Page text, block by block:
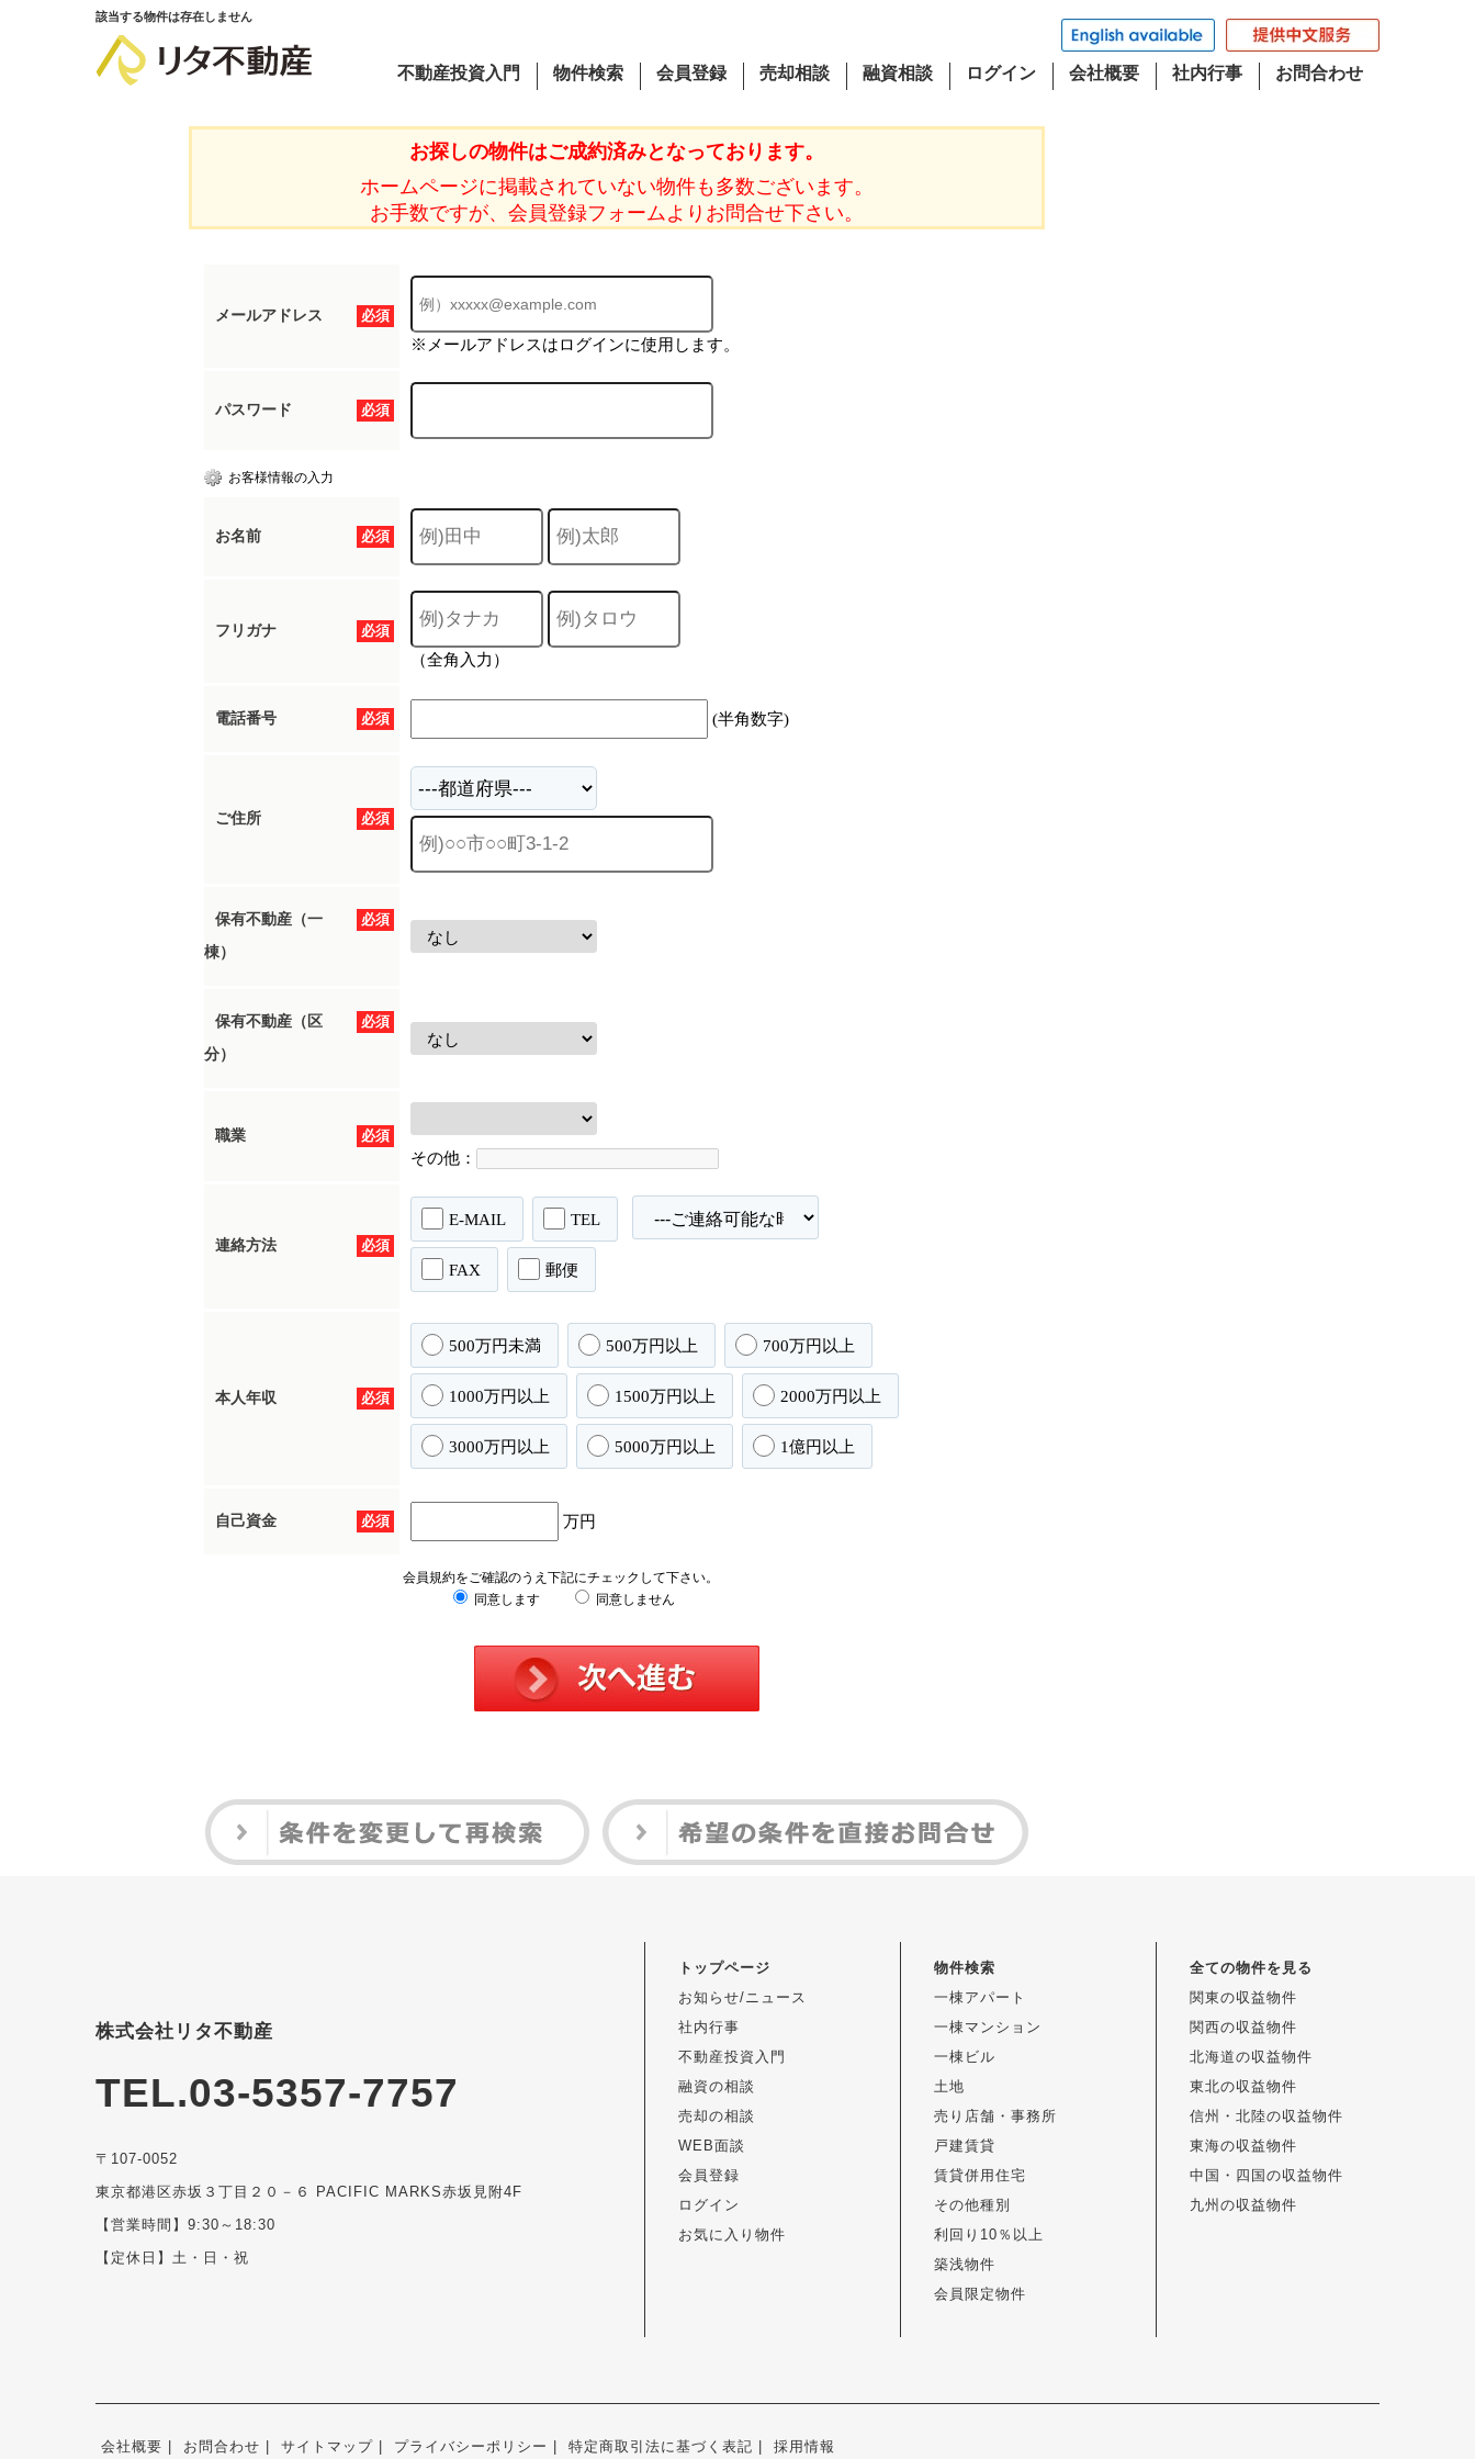
該当する物件は存在しません
不動産投資入門 物件検索 会員登録 売却相談 融資相談 ログイン 会社概要 社内行事 お問合わせ
お探しの物件はご成約済みとなっております。
ホームページに掲載されていない物件も多数ございます。
お手数ですが、会員登録フォームよりお問合せ下さい。
必須
メールアドレス
※メールアドレスはログインに使用します。
必須
パスワード
お客様情報の入力
必須
お名前
必須
フリガナ
（全角入力）
必須
電話番号 (半角数字)
必須
ご住所
必須
保有不動産（一
棟）
必須
保有不動産（区
分）
必須
職業
その他：
必須
連絡方法
E-MAIL TEL
FAX 郵便
必須
本人年収
500万円未満 500万円以上 700万円以上
1000万円以上 1500万円以上 2000万円以上
3000万円以上 5000万円以上 1億円以上
必須
自己資金 万円
会員規約をご確認のうえ下記にチェックして下さい。
同意します
同意しません
株式会社リタ不動産
TEL.03-5357-7757
〒107-0052
東京都港区赤坂３丁目２０－６ PACIFIC MARKS赤坂見附4F
【営業時間】9:30～18:30
【定休日】土・日・祝
トップページ
お知らせ/ニュース
社内行事
不動産投資入門
融資の相談
売却の相談
WEB面談
会員登録
ログイン
お気に入り物件
物件検索
一棟アパート
一棟マンション
一棟ビル
土地
売り店舗・事務所
戸建賃貸
賃貸併用住宅
その他種別
利回り10％以上
築浅物件
会員限定物件
全ての物件を見る
関東の収益物件
関西の収益物件
北海道の収益物件
東北の収益物件
信州・北陸の収益物件
東海の収益物件
中国・四国の収益物件
九州の収益物件
会社概要 お問合わせ サイトマップ プライバシーポリシー 特定商取引法に基づく表記 採用情報